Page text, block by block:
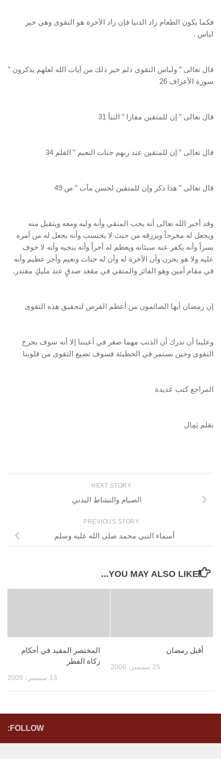
فكما يكون الطعام زاد الدنيا فإن زاد الآخرة هو التقوى وهي خير
لباس .
قال تعالى ” ولباس التقوى ذلم خير ذلك من آيات الله لعلهم يذكرون ”
سورة الأعراف 26
قال تعالى ” إن للمتقين مفازا ” النبأ 31
قال تعالى ” إن للمتقين عند ربهم جنات النعيم ” القلم 34
قال تعالى ” هذا ذكر وإن للمتقين لحسن مآب ” ص 49
وقد أخبر الله تعالى أنه يحب المتقي وأنه وليه ومعه ويتقبل منه
ويجعل له مخرجاً ويرزقه من حيث لا يحتسب وأنه يجعل له من أمره
يسراً وأنه يكفر عنه سيئاته ويعظم له أجراً وأنه ينجيه وأنه لا خوف
عليه ولا هو يحزن وأن الآخرة له وأن له جنات ونعيم وأجر عظيم وأنه
في مقام أمين وهو الفائز والمتقي في مقعد صدقٍ عند مليكٍ مقتدر.
إن رمضان أيها الصائمون من أعظم الفرص لتحقيق هذه التقوى
وعلينا أن ندرك أن الذنب مهما صغر في أعيننا إلا أنه سوف يجرح
التقوى وحين نستمر في الخطيئة فسوف تضيع التقوى من قلوبنا
المراجع كتب عديدة
بقلم ثِمِال
NEXT STORY
الصيام والنشاط البدني
PREVIOUS STORY
أسماء النبي محمد صلى الله عليه وسلم
YOU MAY ALSO LIKE...
المختصر المفيد في أحكام
زكاة الفطر
13 سبتمبر، 2009
أقبل رمضان
25 سبتمبر، 2006
FOLLOW: